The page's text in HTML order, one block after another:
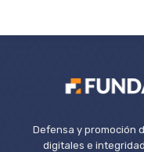
Defensa y promoción
digitales e